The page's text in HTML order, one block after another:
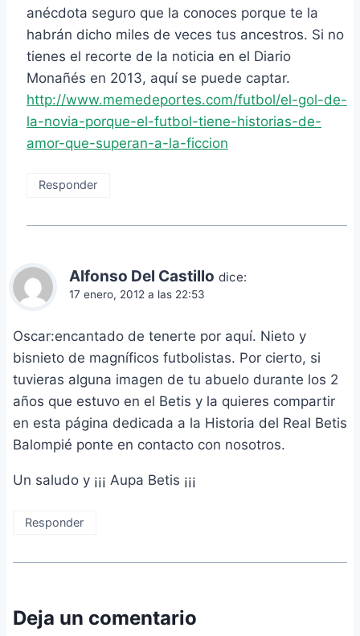
anécdota seguro que la conoces porque te la
habrán dicho miles de veces tus ancestros. Si no
tienes el recorte de la noticia en el Diario
Monañés en 2013, aquí se puede captar.
http://www.memedeportes.com/futbol/el-gol-de-
la-novia-porque-el-futbol-tiene-historias-de-
amor-que-superan-a-la-ficcion
Responder
Alfonso Del Castillo dice:
17 enero, 2012 a las 22:53
Oscar:encantado de tenerte por aquí. Nieto y
bisnieto de magníficos futbolistas. Por cierto, si
tuvieras alguna imagen de tu abuelo durante los 2
años que estuvo en el Betis y la quieres compartir
en esta página dedicada a la Historia del Real Betis
Balompié ponte en contacto con nosotros.
Un saludo y ¡¡¡ Aupa Betis ¡¡¡
Responder
Deja un comentario